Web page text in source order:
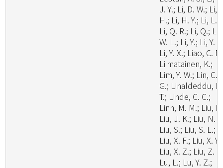
J. Y.; Li, D. W.; Li,
H.; Li, H. Y.; Li, L.;
Li, Q. R.; Li, Q.; Li,
W. L.; Li, Y.; Li, Y.
Li, Y. X.; Liao, C. F.;
Liimatainen, K.;
Lim, Y. W.; Lin, C.
G.; Linaldeddu, B.
T.; Linde, C. C.;
Linn, M. M.; Liu,
Liu, J. K.; Liu, N.
Liu, S.; Liu, S. L.;
Liu, X. F.; Liu, X. Y.;
Liu, X. Z.; Liu, Z.
Lu, L.; Lu, Y. Z.;